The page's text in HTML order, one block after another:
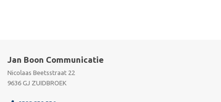
Jan Boon Communicatie
Nicolaas Beetsstraat 22
9636 GJ ZUIDBROEK